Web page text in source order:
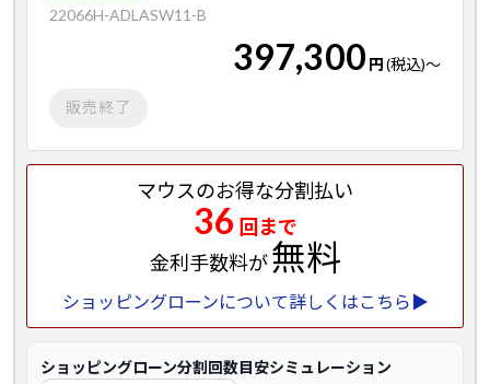
22066H-ADLASW11-B
397,300 円(税込)～
販売終了
マウスのお得な分割払い
36 回まで
金利手数料が無料
ショッピングローンについて詳しくはこちら▶
ショッピングローン分割回数目安シミュレーション